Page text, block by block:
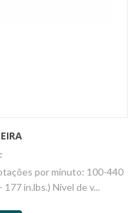
por minuto: 100-440
177 in.lbs.) Nível de v...